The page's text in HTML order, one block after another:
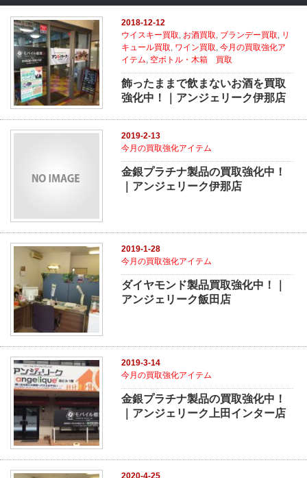
2018-12-12
ウイスキー買取 お酒買取 ブランデー買取
リ
キュール買取 ワイン買取 ,今月の買取強化ア
イテム 空ボトル・木箱 買取
飾ったままで飲まないお酒を買取
強化中！｜アンジェリーク伊那店
2019-2-13
今月の買取強化アイテム
金銀プラチナ製品の買取強化中！
｜アンジェリーク伊那店
2019-1-28
今月の買取強化アイテム
ダイヤモンド製品買取強化中！｜
アンジェリーク飯田店
2019-3-14
今月の買取強化アイテム
金銀プラチナ製品の買取強化中！
｜アンジェリーク上田インター店
2020-4-25